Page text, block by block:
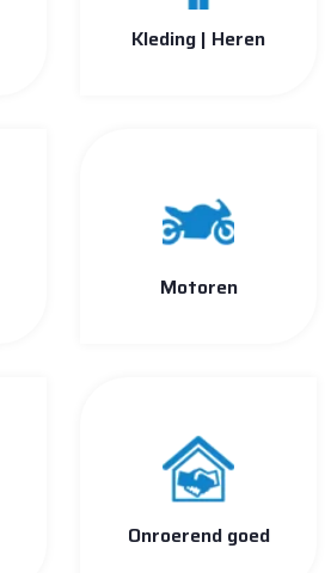
Kleding | Heren
Motoren
Onroerend goed